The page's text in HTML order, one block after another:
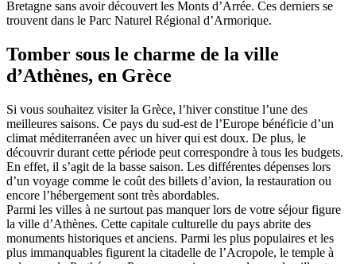
Bretagne sans avoir découvert les Monts d’Arrée. Ces derniers se
trouvent dans le Parc Naturel Régional d’Armorique.
Tomber sous le charme de la ville
d’Athènes, en Grèce
Si vous souhaitez visiter la Grèce, l’hiver constitue l’une des
meilleures saisons. Ce pays du sud-est de l’Europe bénéficie d’un
climat méditerranéen avec un hiver qui est doux. De plus, le
découvrir durant cette période peut correspondre à tous les budgets.
En effet, il s’agit de la basse saison. Les différentes dépenses lors
d’un voyage comme le coût des billets d’avion, la restauration ou
encore l’hébergement sont très abordables.
Parmi les villes à ne surtout pas manquer lors de votre séjour figure
la ville d’Athènes. Cette capitale culturelle du pays abrite des
monuments historiques et anciens. Parmi les plus populaires et les
plus immanquables figurent la citadelle de l’Acropole, le temple à